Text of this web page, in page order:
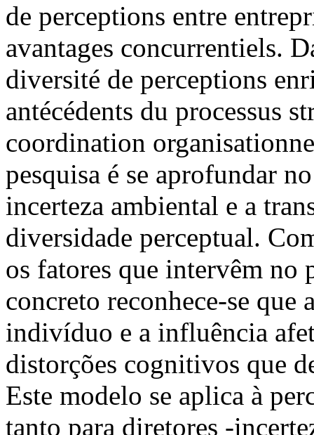
de perceptions entre
avantages concurrentiels.
diversité de perceptions
antécédents du processus
coordination
pesquisa é se aprofundar
incerteza ambiental e a
diversidade perceptual.
os fatores que intervêm no
concreto reconhece-se
indivíduo e a influência
distorções cognitivos que
Este modelo se aplica à
tanto para diretores -